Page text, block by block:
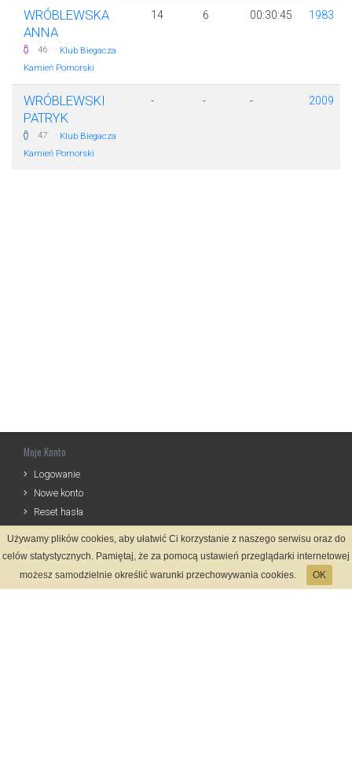
WRÓBLEWSKA
ANNA
46 · Klub Biegacza
Kamień Pomorski
14 6 00:30:45 1983
WRÓBLEWSKI
PATRYK
47 · Klub Biegacza
Kamień Pomorski
- - - 2009
Moje Konto
Logowanie
Nowe konto
Reset hasła
Informacje
Regulamin
Używamy plików cookies, aby ułatwić Ci korzystanie z naszego serwisu oraz do
celów statystycznych. Pamiętaj, że za pomocą ustawień przeglądarki internetowej
możesz samodzielnie określić warunki przechowywania cookies.
OK